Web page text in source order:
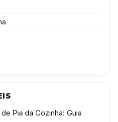
Pia da Cozinha: Guia